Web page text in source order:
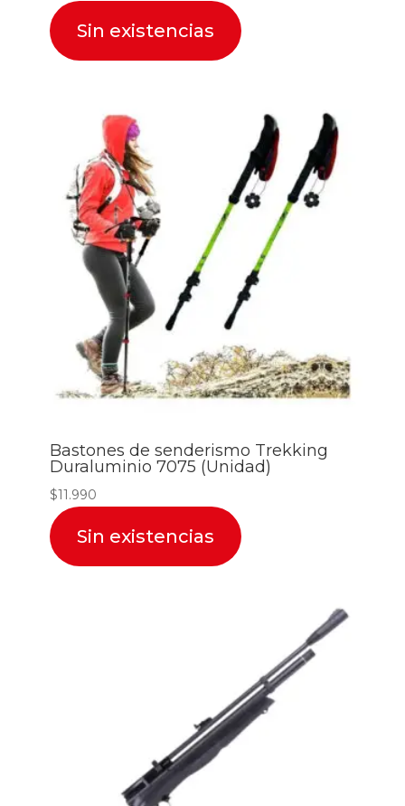
Sin existencias
Bastones de senderismo Trekking
Duraluminio 7075 (Unidad)
$11.990
Sin existencias